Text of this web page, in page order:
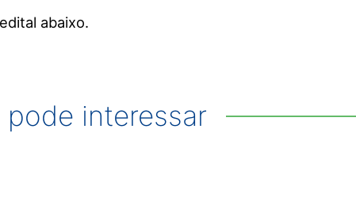
abaixo.
pode interessar